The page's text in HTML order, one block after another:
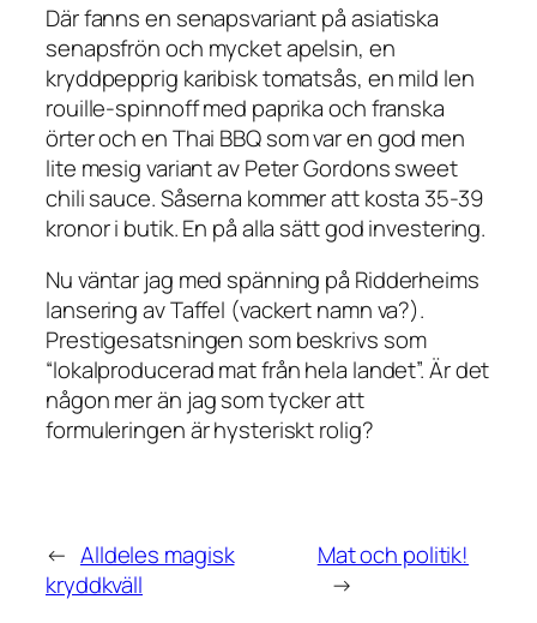
Där fanns en senapsvariant på asiatiska
senapsfrön och mycket apelsin, en
kryddpepprig karibisk tomatsås, en mild len
rouille-spinnoff med paprika och franska
örter och en Thai BBQ som var en god men
lite mesig variant av Peter Gordons sweet
chili sauce. Såserna kommer att kosta 35-39
kronor i butik. En på alla sätt god investering.
Nu väntar jag med spänning på Ridderheims
lansering av Taffel (vackert namn va?).
Prestigesatsningen som beskrivs som
“lokalproducerad mat från hela landet”. Är det
någon mer än jag som tycker att
formuleringen är hysteriskt rolig?
← Alldeles magisk
kryddkväll
Mat och politik!
→